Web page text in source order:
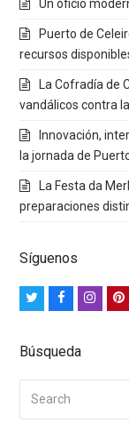
Un oficio
Puerto de
recursos
La Cofradía de
vandálicos contra
Innovación,
la jornada de
La Festa da
preparaciones
Síguenos
TwitterFacebook
Búsqueda